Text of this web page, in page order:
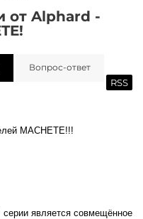
от Alphard -
Вопрос-ответ
RSS
MACHETE!!!
является совмещённое